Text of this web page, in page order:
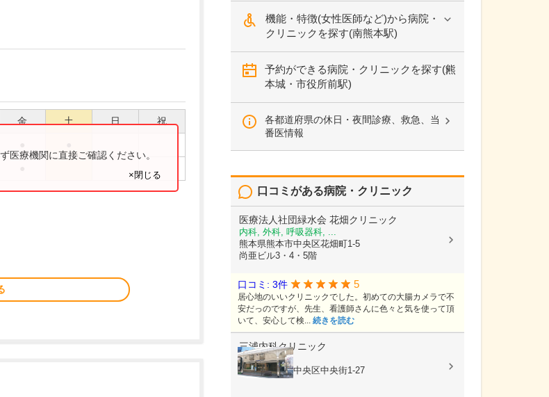
金 土 日 祝
医療機関に直接ご確認ください。
×閉じる
機能・特徴(女性医師など)から病院・
クリニックを探す(南熊本駅)
予約ができる病院・クリニックを探す(熊
本城・市役所前駅)
各都道府県の休日・夜間診療、救急、当
番医情報
口コミがある病院・クリニック
医療法人社団緑水会 花畑クリニック
内科, 外科, 呼吸器科, ...
熊本県熊本市中央区花畑町1-5
尚亜ビル3・4・5階
口コミ: 3件 5
居心地のいいクリニックでした。初めての大腸カメラで不
安だっのですが、先生、看護師さんに色々と気を使って頂
いて、安心して検... 続きを読む
三浦内科クリニック
内科
熊本県熊本市中央区中央街1-27